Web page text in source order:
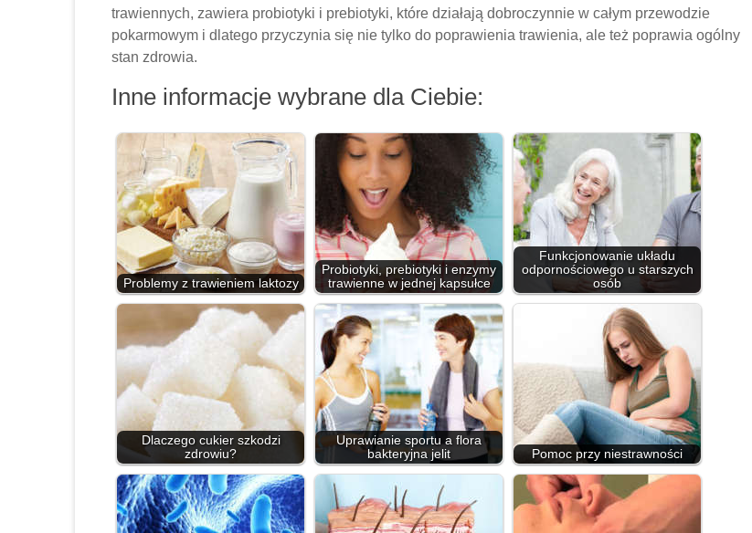
trawiennych, zawiera probiotyki i prebiotyki, które działają dobroczynnie w całym przewodzie
pokarmowym i dlatego przyczynia się nie tylko do poprawienia trawienia, ale też poprawia ogólny
stan zdrowia.
Inne informacje wybrane dla Ciebie:
Problemy z trawieniem laktozy
Probiotyki, prebiotyki i enzymy
trawienne w jednej kapsułce
Funkcjonowanie układu
odpornościowego u starszych
osób
Dlaczego cukier szkodzi
zdrowiu?
Uprawianie sportu a flora
bakteryjna jelit
Pomoc przy niestrawności